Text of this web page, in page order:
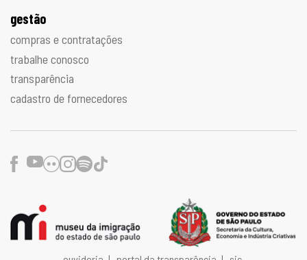
gestão
compras e contratações
trabalhe conosco
transparência
cadastro de fornecedores
Facebook
Youtube
FlickrInstagram
Spotify
TikTok